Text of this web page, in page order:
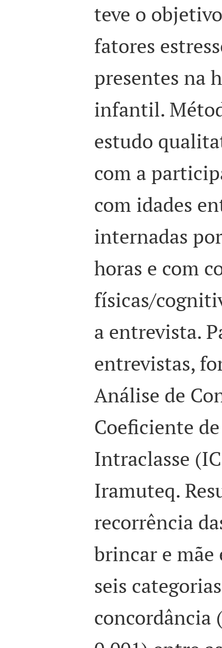
teve o
fatores
presentes na
infantil.
estudo
com a
com idades
internadas
horas e com
físicas/
a entrevista.
entrevistas,
Análise de
Coeficiente
Intraclasse
Iramuteq.
recorrência
brincar e mãe
seis
concordância